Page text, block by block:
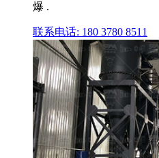
爆 .
联系电话: 180 3780 8511